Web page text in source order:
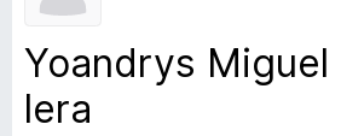
ラ
Yoandrys Miguel
lera